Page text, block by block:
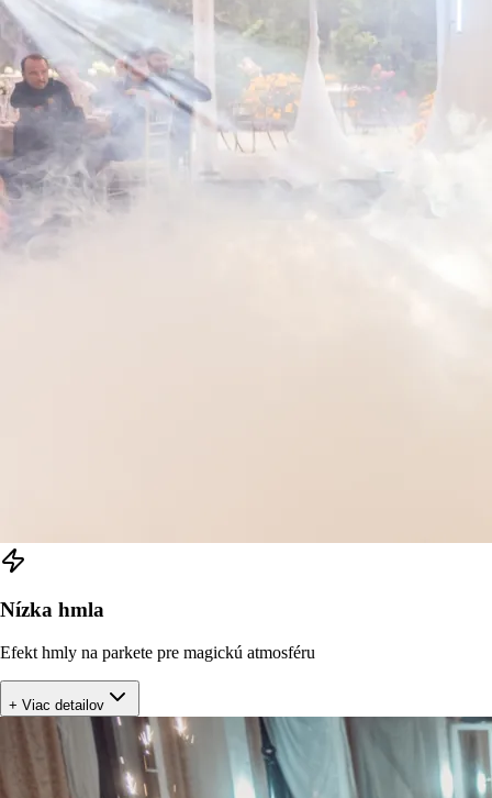
Nízka hmla
Efekt hmly na parkete pre magickú atmosféru
+ Viac detailov